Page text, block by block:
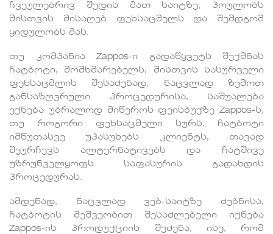
ჩვეულებრივ შედის მათ საიტზე, პოულობს
მისთვის მისაღებ ფეხსაცმელს და შემდგომ
ყიდულობს მას.
თუ კომპანია Zappos-ი გადაწყვეტს შექმნას
ჩატბოტი, მომხმარებელს, მისთვის სასურველი
ფეხსაცმლის შესაძენად, ნაცვლად ზემოთ
განსაზღვრული პროცედურისა, საშუალება
ექნება უბრალოდ მიწეროს ფეისბუქზე Zappos-ს,
თუ როგორი ფეხსაცმელი სურს, ჩატბოტი
იმწუთასვე უპასუხებს კლიენტს, თავად
შეურჩევს ალტერნატივებს და ჩატშივე
უზრუნველყოფს საფასურის გადახდის
პროცედურას.
ამდენად, ნაცვლად ვებ-საიტზე ძებნისა,
ჩატბოტის მეშვეობით შესაძლებელი იქნება
Zappos-ის პროდუქციის შეძენა, ისე, რომ